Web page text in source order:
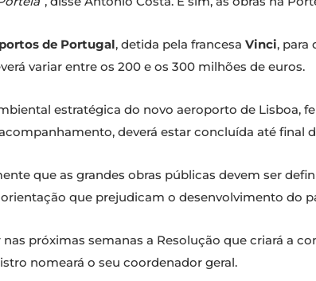
de Portugal, detida pela francesa Vinci, para
variar entre os 200 e os 300 milhões de euros.
estratégica do novo aeroporto de Lisboa,
deverá estar concluída até final
que as grandes obras públicas devem ser
que prejudicam o desenvolvimento do
nas próximas semanas a Resolução que criará a
nomeará o seu coordenador geral.